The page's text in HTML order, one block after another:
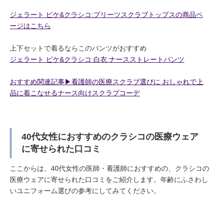
ジェラート ピケ&クラシコ:プリーツスクラブトップスの商品ペ
ージはこちら
上下セットで着るならこのパンツがおすすめ
ジェラート ピケ&クラシコ 白衣:ナースストレートパンツ
おすすめ関連記事▶︎看護師の医療スクラブ選びに おしゃれで上
品に着こなせるナース向けスクラブコーデ
40代女性におすすめのクラシコの医療ウェア
に寄せられた口コミ
ここからは、40代女性の医師・看護師におすすめの、クラシコの
医療ウェアに寄せられた口コミをご紹介します。年齢にふさわし
いユニフォーム選びの参考にしてみてください。